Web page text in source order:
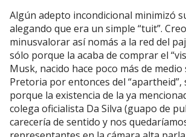
Algún adepto incondicional minimizó
alegando que era un simple “tuit”.
minusvalorar así nomás a la red del
sólo porque la acaba de comprar el
Musk, nacido hace poco más de medio
Pretoria por entonces del
porque la existencia de la ya
colega oficialista Da Silva (guapo de
carecería de sentido y nos